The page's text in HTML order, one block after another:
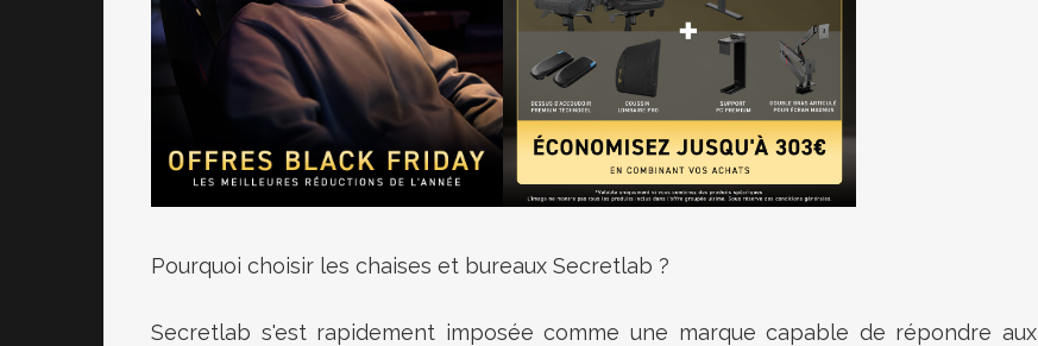
Pourquoi choisir les chaises et bureaux Secretlab ?
Secretlab s'est rapidement imposée comme une marque capable de répondre aux